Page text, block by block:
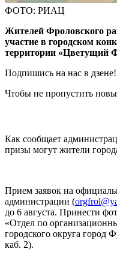
ФОТО: РИАЦ
Жителей Фроловского
участие в городском
территории «Цветущий
Подпишись на нас в дзене!
Чтобы не пропустить
Как сообщает
призы могут жители
Прием заявок на
администрации (
до 6 августа. Принести
«Отдел по
городского округа город
каб. 2).